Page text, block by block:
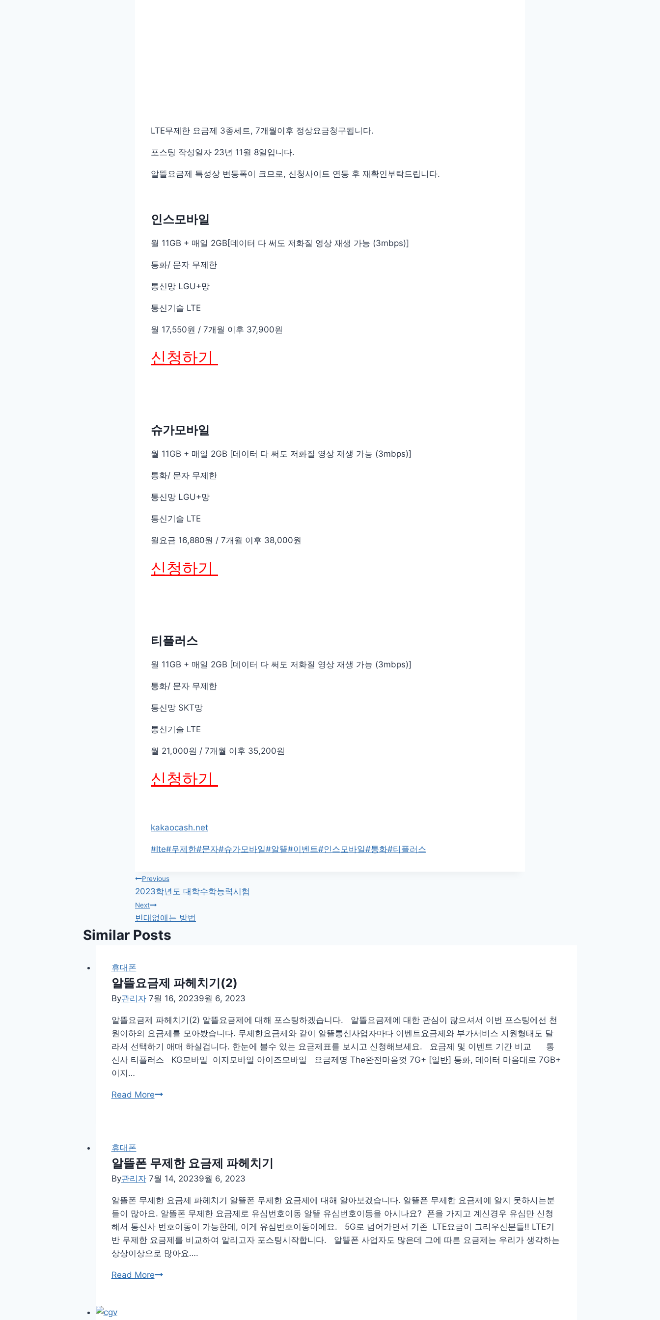
LTE무제한 요금제 3종세트, 7개월이후 정상요금청구됩니다.
포스팅 작성일자 23년 11월 8일입니다.
알뜰요금제 특성상 변동폭이 크므로, 신청사이트 연동 후 재확인부탁드립니다.
인스모바일
월 11GB + 매일 2GB[데이터 다 써도 저화질 영상 재생 가능 (3mbps)]
통화/ 문자 무제한
통신망 LGU+망
통신기술 LTE
월 17,550원 / 7개월 이후 37,900원
신청하기
슈가모바일
월 11GB + 매일 2GB [데이터 다 써도 저화질 영상 재생 가능 (3mbps)]
통화/ 문자 무제한
통신망 LGU+망
통신기술 LTE
월요금 16,880원 / 7개월 이후 38,000원
신청하기
티플러스
월 11GB + 매일 2GB [데이터 다 써도 저화질 영상 재생 가능 (3mbps)]
통화/ 문자 무제한
통신망 SKT망
통신기술 LTE
월 21,000원 / 7개월 이후 35,200원
신청하기
kakaocash.net
Post
#lte#무제한#문자#슈가모바일#알뜰#이벤트#인스모바일#통화#티플러스
글
탐
색
Previous
2023학년도 대학수학능력시험
Next
빈대없애는 방법
Similar Posts
휴대폰
알뜰요금제 파헤치기(2)
By관리자 7월 16, 20239월 6, 2023
알뜰요금제 파헤치기(2) 알뜰요금제에 대해 포스팅하겠습니다. 알뜰요금제에 대한 관심이 많으셔서 이번 포스팅에선 천
원이하의 요금제를 모아봤습니다. 무제한요금제와 같이 알뜰통신사업자마다 이벤트요금제와 부가서비스 지원형태도 달
라서 선택하기 애매 하실겁니다. 한눈에 볼수 있는 요금제표를 보시고 신청해보세요. 요금제 및 이벤트 기간 비교 통
신사 티플러스 KG모바일 이지모바일 아이즈모바일 요금제명 The완전마음껏 7G+ [일반] 통화, 데이터 마음대로 7GB+
이지…
Read More알
파
헤
기
(2)
휴대폰
알뜰폰 무제한 요금제 파헤치기
By관리자 7월 14, 20239월 6, 2023
알뜰폰 무제한 요금제 파헤치기 알뜰폰 무제한 요금제에 대해 알아보겠습니다. 알뜰폰 무제한 요금제에 알지 못하시는분
들이 많아요. 알뜰폰 무제한 요금제로 유심번호이동 알뜰 유심번호이동을 아시나요? 폰을 가지고 계신경우 유심만 신청
해서 통신사 번호이동이 가능한데, 이게 유심번호이동이에요. 5G로 넘어가면서 기존 LTE요금이 그리우신분들!! LTE기
반 무제한 요금제를 비교하여 알리고자 포스팅시작합니다. 알뜰폰 사업자도 많은데 그에 따른 요금제는 우리가 생각하는
상상이상으로 많아요….
Read More알